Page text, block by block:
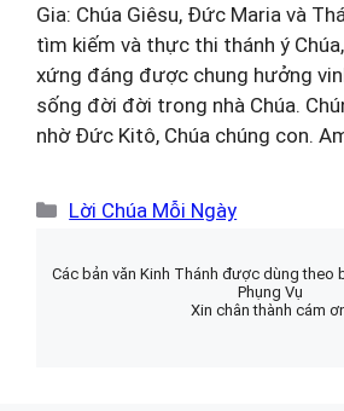
Gia: Chúa Giêsu, Đức Maria và
tìm kiếm và thực thi thánh ý
xứng đáng được chung hưởng
sống đời đời trong nhà Chúa.
nhờ Đức Kitô, Chúa chúng con.
Danh
Lời Chúa Mỗi Ngày
Các bản văn Kinh Thánh được dùng theo
Phụng Vụ
Xin chân thành cám